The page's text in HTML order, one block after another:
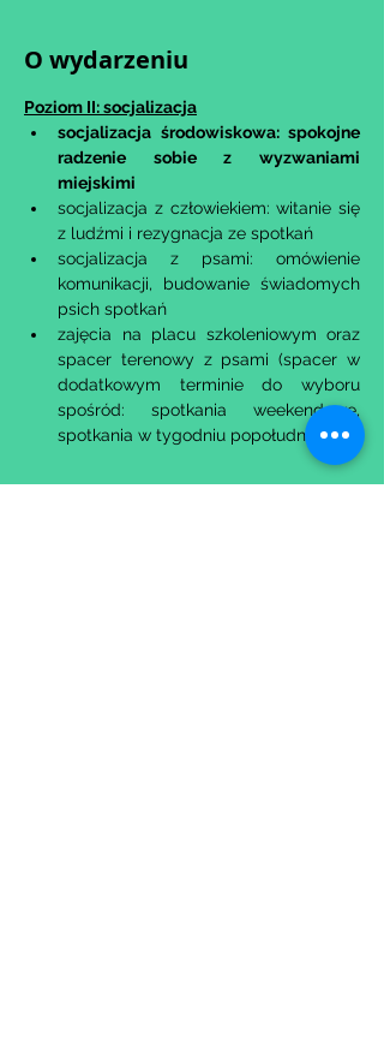
O wydarzeniu
Poziom II: socjalizacja
​socjalizacja środowiskowa: spokojne
radzenie sobie z wyzwaniami
miejskimi
socjalizacja z człowiekiem: witanie się
z ludźmi i rezygnacja ze spotkań
socjalizacja z psami: omówienie
komunikacji, budowanie świadomych
psich spotkań
zajęcia na placu szkoleniowym oraz
spacer terenowy z psami (spacer w
dodatkowym terminie do wyboru
spośród: spotkania weekendowe,
spotkania w tygodniu popołudniu)